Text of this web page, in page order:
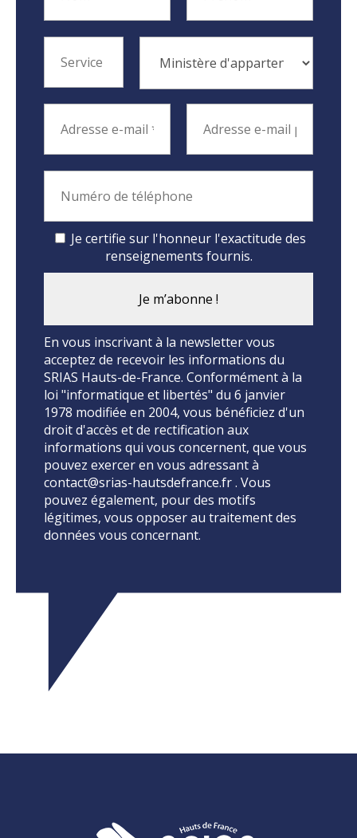
Je certifie sur l'honneur l'exactitude des
renseignements fournis.
En vous inscrivant à la newsletter vous
acceptez de recevoir les informations du
SRIAS Hauts-de-France. Conformément à la
loi "informatique et libertés" du 6 janvier
1978 modifiée en 2004, vous bénéficiez d'un
droit d'accès et de rectification aux
informations qui vous concernent, que vous
pouvez exercer en vous adressant à
contact@srias-hautsdefrance.fr . Vous
pouvez également, pour des motifs
légitimes, vous opposer au traitement des
données vous concernant.